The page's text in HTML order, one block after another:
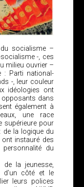
socialisme –
-, ces
milieu ouvrier –
: Parti national-
-, leur couleur
idéologies ont
dans
également à
une race
supérieure pour
de la logique du
ont instauré des
du
de la jeunesse,
d’un côté et le
leurs polices